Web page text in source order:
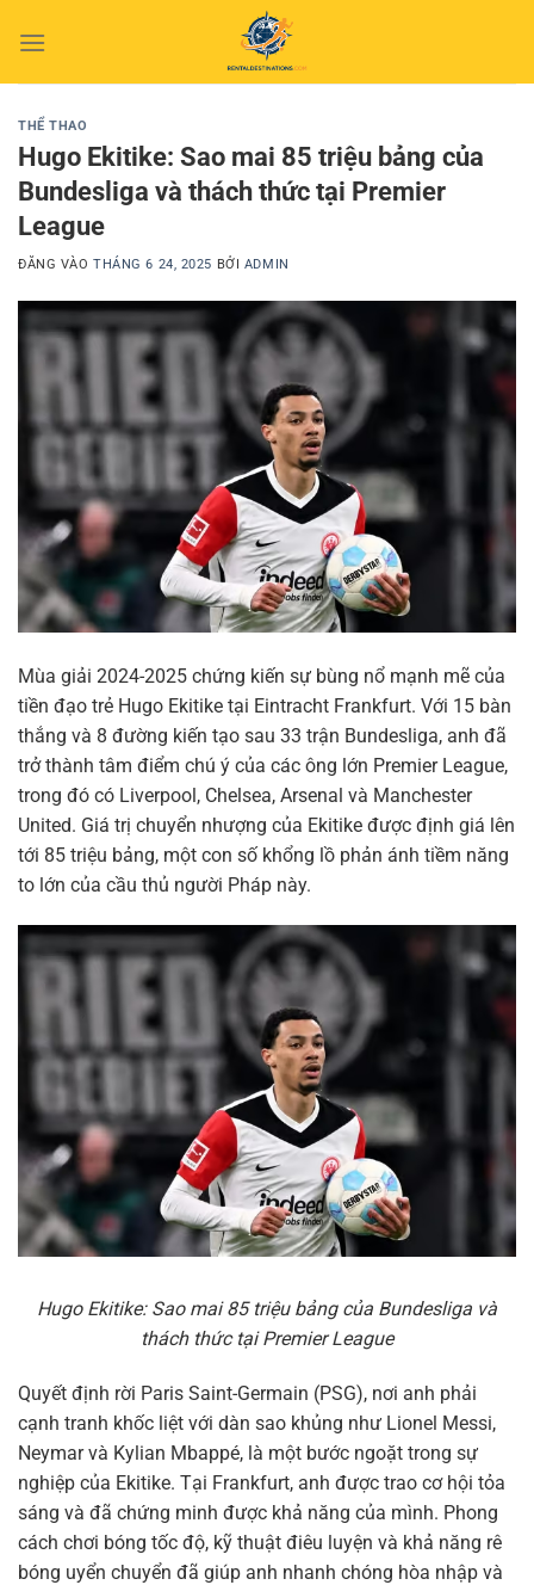
qua
THỂ THAO
Hugo Ekitike: Sao mai 85 triệu bảng của
Bundesliga và thách thức tại Premier
League
ĐĂNG VÀOTHÁNG 6 24, 2025 BỞI ADMIN
Mùa giải 2024-2025 chứng kiến sự bùng nổ mạnh mẽ của
tiền đạo trẻ Hugo Ekitike tại Eintracht Frankfurt. Với 15 bàn
thắng và 8 đường kiến tạo sau 33 trận Bundesliga, anh đã
trở thành tâm điểm chú ý của các ông lớn Premier League,
trong đó có Liverpool, Chelsea, Arsenal và Manchester
United. Giá trị chuyển nhượng của Ekitike được định giá lên
tới 85 triệu bảng, một con số khổng lồ phản ánh tiềm năng
to lớn của cầu thủ người Pháp này.
Hugo Ekitike: Sao mai 85 triệu bảng của Bundesliga và
thách thức tại Premier League
Quyết định rời Paris Saint-Germain (PSG), nơi anh phải
cạnh tranh khốc liệt với dàn sao khủng như Lionel Messi,
Neymar và Kylian Mbappé, là một bước ngoặt trong sự
nghiệp của Ekitike. Tại Frankfurt, anh được trao cơ hội tỏa
sáng và đã chứng minh được khả năng của mình. Phong
cách chơi bóng tốc độ, kỹ thuật điêu luyện và khả năng rê
bóng uyển chuyển đã giúp anh nhanh chóng hòa nhập và